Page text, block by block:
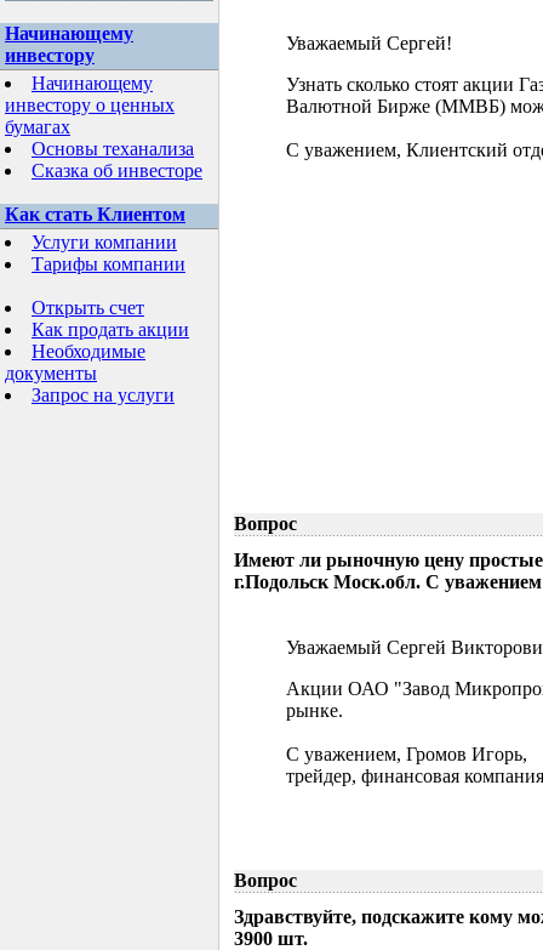
Начинающему
инвестору
Начинающему
инвестору о ценных
бумагах
Основы теханализа
Сказка об инвесторе
Как стать Клиентом
Услуги компании
Тарифы компании
Открыть счет
Как продать акции
Необходимые
документы
Запрос на услуги
Уважаемый Сергей!
Узнать сколько стоят акции
Валютной Бирже (ММВБ)
С уважением, Клиентский
Вопрос
Имеют ли рыночную цену
г.Подольск Моск.обл. С
Уважаемый Сергей
Акции ОАО "Завод
рынке.
С уважением, Громов Игорь,
трейдер, финансовая
Вопрос
Здравствуйте, подскажите кому
3900 шт.